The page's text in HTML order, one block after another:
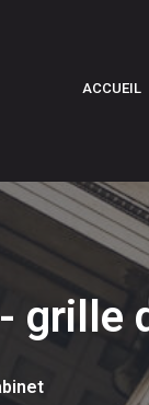
ACCUEIL
grille